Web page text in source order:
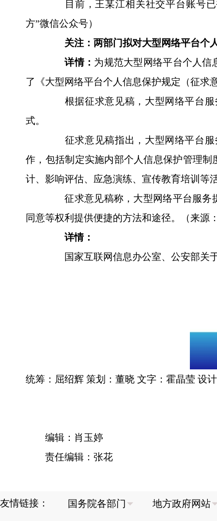
目前，王某江相关社交平台账号已
方”微信公众号）
关注：两部门拟对大型网络平台个
详情： 为规范大型网络平台个人信
了《大型网络平台个人信息保护规定（征求
根据征求意见稿，大型网络平台服
式。
征求意见稿指出，大型网络平台服
作，包括制定实施内部个人信息保护管理
计、影响评估、应急演练、宣传教育培训等
征求意见稿称，大型网络平台服务
同意等权利提供便捷的方法和途径。（来源
详情：
国家互联网信息办公室、公安部关
统筹：屈绍辉 策划：董晓 文字：霍晶莹 设
编辑：肖玉婷
责任编辑：张花
友情链接：